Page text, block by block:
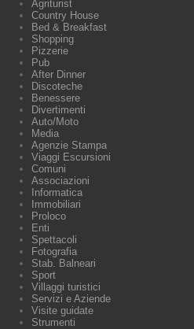
Agriturist
Country House
Bed & Breakfast
Shopping
Pizzerie
Pub
After Dinner
Discoteche
Benessere
Divertimenti
Auto/Moto
Media
Agenzie Stampa
Viaggi Escursioni
Comuni
Associazioni
Informatica
Immobiliari
Proloco
Enti
Spettacoli
Fotografia
Stab. Balneari
Sport
Villaggi turistici
Servizi e Aziende
Visite guidate
Strumenti